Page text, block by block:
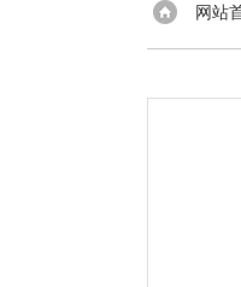
网站